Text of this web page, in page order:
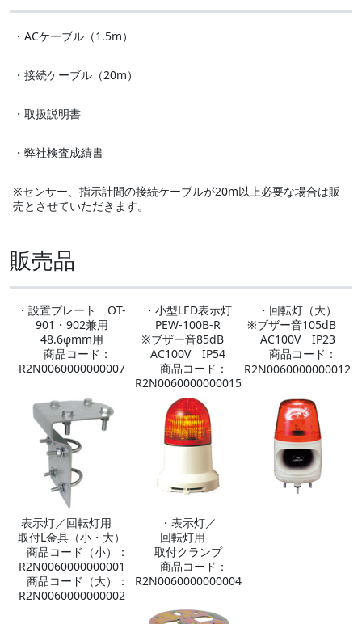
・ACケーブル（1.5m）
・接続ケーブル（20m）
・取扱説明書
・弊社検査成績書
※センサー、指示計間の接続ケーブルが20m以上必要な場合は販
売とさせていただきます。
販売品
・設置プレート OT-
901・902兼用
48.6φmm用
商品コード：
R2N0060000000007
・小型LED表示灯
PEW-100B-R
※ブザー音85dB
AC100V IP54
商品コード：
R2N0060000000015
・回転灯（大）
※ブザー音105dB
AC100V IP23
商品コード：
R2N0060000000012
表示灯／回転灯用
取付L金具（小・大）
商品コード（小）：
R2N0060000000001
商品コード（大）：
R2N0060000000002
・表示灯／
回転灯用
取付クランプ
商品コード：
R2N0060000000004